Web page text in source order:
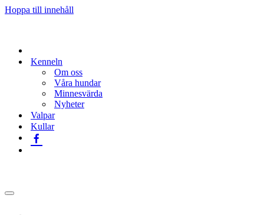
Hoppa till innehåll
Kenneln
Om oss
Våra hundar
Minnesvärda
Nyheter
Valpar
Kullar
Navigeringsmeny